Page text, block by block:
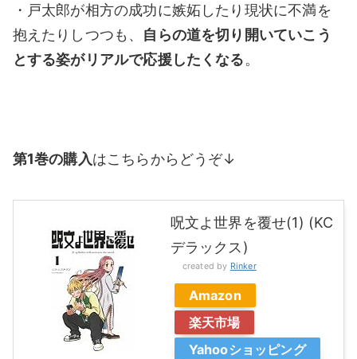
・ 戸太郎が相方の成功に嫉妬したり現状に不満を
抱えたりしつつも、 自らの道を切り開いていこう
とする姿がリアルで応援したくなる。
第1巻の購入はこちらからどうぞ↓
呪文よ世界を覆せ(1) (KC
デラックス)
created by Rinker
Amazon
楽天市場
Yahooショッピング